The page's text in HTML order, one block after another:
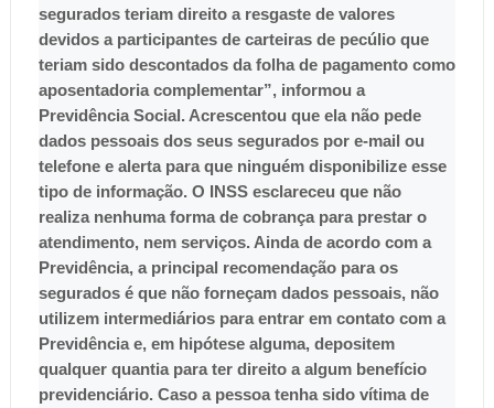
segurados teriam direito a resgaste de valores
devidos a participantes de carteiras de pecúlio que
teriam sido descontados da folha de pagamento como
aposentadoria complementar”, informou a
Previdência Social. Acrescentou que ela não pede
dados pessoais dos seus segurados por e-mail ou
telefone e alerta para que ninguém disponibilize esse
tipo de informação. O INSS esclareceu que não
realiza nenhuma forma de cobrança para prestar o
atendimento, nem serviços. Ainda de acordo com a
Previdência, a principal recomendação para os
segurados é que não forneçam dados pessoais, não
utilizem intermediários para entrar em contato com a
Previdência e, em hipótese alguma, depositem
qualquer quantia para ter direito a algum benefício
previdenciário. Caso a pessoa tenha sido vítima de